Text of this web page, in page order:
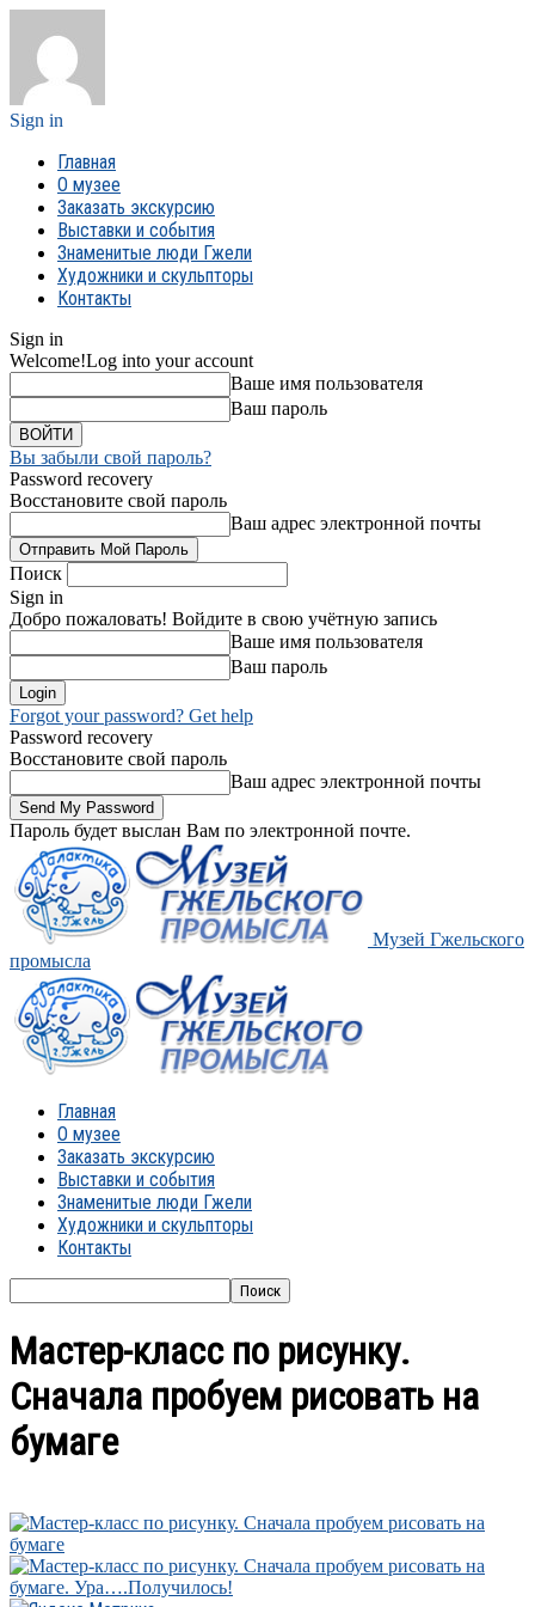
Sign in
Главная
О музее
Заказать экскурсию
Выставки и события
Знаменитые люди Гжели
Художники и скульпторы
Контакты
Sign in
Welcome!Log into your account
Ваше имя пользователя
Ваш пароль
Вы забыли свой пароль?
Password recovery
Восстановите свой пароль
Ваш адрес электронной почты
Поиск
Sign in
Добро пожаловать! Войдите в свою учётную запись
Ваше имя пользователя
Ваш пароль
Forgot your password? Get help
Password recovery
Восстановите свой пароль
Ваш адрес электронной почты
Пароль будет выслан Вам по электронной почте.
Музей Гжельского
промысла
Главная
О музее
Заказать экскурсию
Выставки и события
Знаменитые люди Гжели
Художники и скульпторы
Контакты
Мастер-класс по рисунку.
Сначала пробуем рисовать на
бумаге